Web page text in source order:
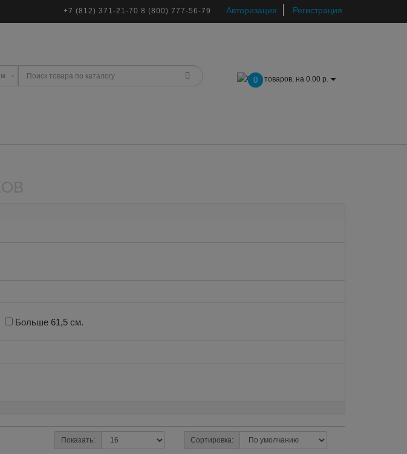
Авторизация Регистрация
+7 (812) 371-21-70 8 (800) 777-56-79
0 товаров, на 0.00 р.
Больше 61,5 см.
Сортировка:
Показать: